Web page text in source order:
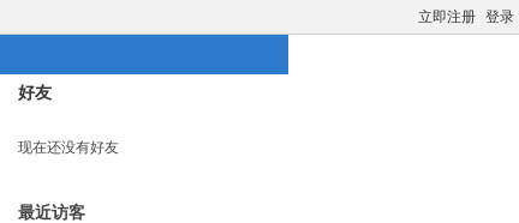
立即注册 登录
好友
现在还没有好友
最近访客